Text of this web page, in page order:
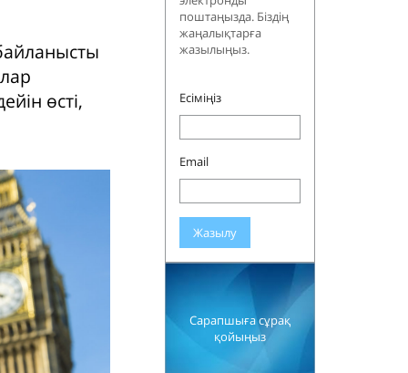
өсті,
поштаңызда. Біздің
жаңалықтарға
жазылыңыз.
Есіміңіз
Email
Жазылу
Сарапшыға сұрақ
қойыңыз